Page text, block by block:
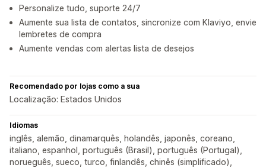
Personalize tudo, suporte 24/7
Aumente sua lista de contatos, sincronize com Klaviyo, envie
lembretes de compra
Aumente vendas com alertas lista de desejos
Recomendado por lojas como a sua
Localização: Estados Unidos
Idiomas
inglês, alemão, dinamarquês, holandês, japonês, coreano,
italiano, espanhol, português (Brasil), português (Portugal),
norueguês, sueco, turco, finlandês, chinês (simplificado),